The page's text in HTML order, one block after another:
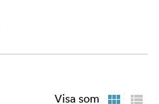
Visa som